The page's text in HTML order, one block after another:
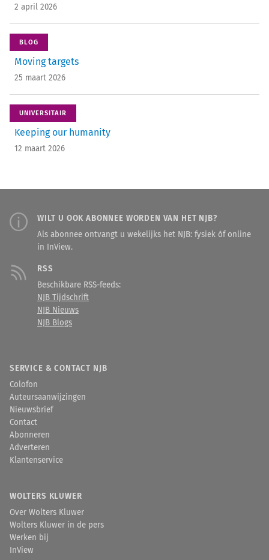
2 april 2026
BLOG
Moving targets
25 maart 2026
UNIVERSITAIR
Keeping our humanity
12 maart 2026
WILT U OOK ABONNEE WORDEN VAN HET NJB?
Als abonnee ontvangt u wekelijks het NJB: fysiek óf online
in InView.
RSS
Beschikbare RSS-feeds:
NJB Tijdschrift
NJB Nieuws
NJB Blogs
SERVICE & CONTACT NJB
Colofon
Auteursaanwijzingen
Nieuwsbrief
Contact
Abonneren
Adverteren
Klantenservice
WOLTERS KLUWER
Over Wolters Kluwer
Wolters Kluwer in de pers
Werken bij
InView